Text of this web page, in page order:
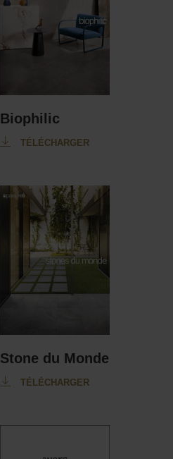
Biophilic
TÉLÉCHARGER
Stone du Monde
TÉLÉCHARGER